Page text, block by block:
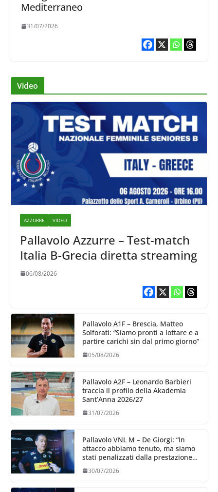
Mediterraneo
31/07/2026
Video
AZZURRE VIDEO
Pallavolo Azzurre – Test-match
Italia B-Grecia diretta streaming
06/08/2026
Pallavolo A1F – Brescia, Matteo
Solforati: “Siamo pronti a lottare e a
partire carichi sin dal primo giorno”
05/08/2026
Pallavolo A2F – Leonardo Barbieri
traccia il profilo della Akademia
Sant’Anna 2026/27
31/07/2026
Pallavolo VNL M – De Giorgi: “In
attacco abbiamo tenuto, ma siamo
stati penalizzati dalla prestazione
30/07/2026